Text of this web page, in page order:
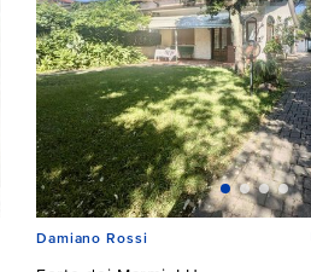
Damiano Rossi